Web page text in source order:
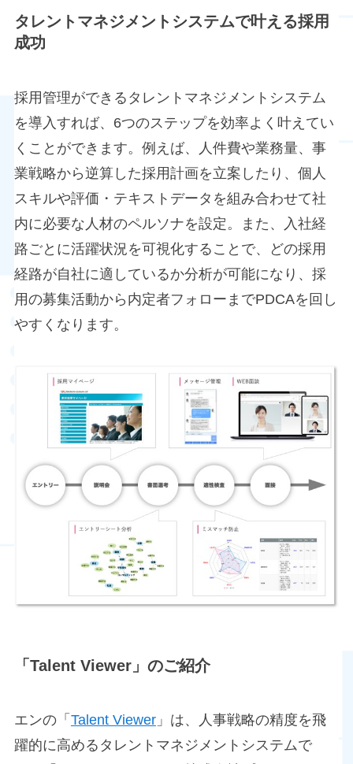
タレントマネジメントシステムで叶える採用
成功
採用管理ができるタレントマネジメントシステム
を導入すれば、6つのステップを効率よく叶えてい
くことができます。例えば、人件費や業務量、事
業戦略から逆算した採用計画を立案したり、個人
スキルや評価・テキストデータを組み合わせて社
内に必要な人材のペルソナを設定。また、入社経
路ごとに活躍状況を可視化することで、どの採用
経路が自社に適しているか分析が可能になり、採
用の募集活動から内定者フォローまでPDCAを回し
やすくなります。
「Talent Viewer」のご紹介
エンの「 Talent Viewer」は、人事戦略の精度を飛
躍的に高めるタレントマネジメントシステムで